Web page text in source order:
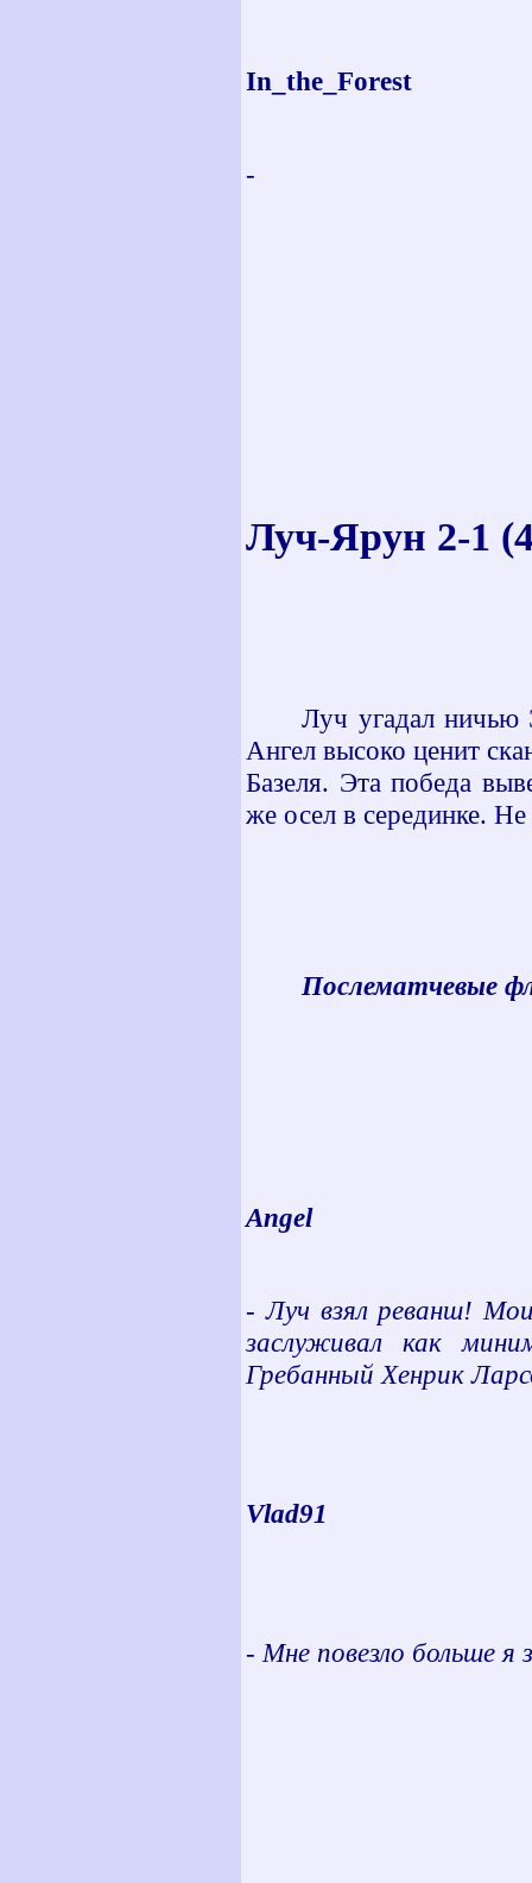
In_the_Forest
-
Луч-Ярун 2-1
Луч угадал ничью
Ангел высоко ценит
Базеля. Эта победа
же осел в серединке.
Послематчевые
Angel
- Луч взял реванш!
заслуживал как
Гребанный Хенрик
Vlad91
- Мне повезло больше